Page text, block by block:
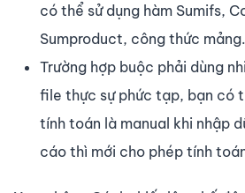
có thể sử dụng hàm Sumifs,
Sumproduct, công thức mảng.
Trường hợp buộc phải dùng
file thực sự phức tạp, bạn có
tính toán là manual khi nhập
cáo thì mới cho phép tính